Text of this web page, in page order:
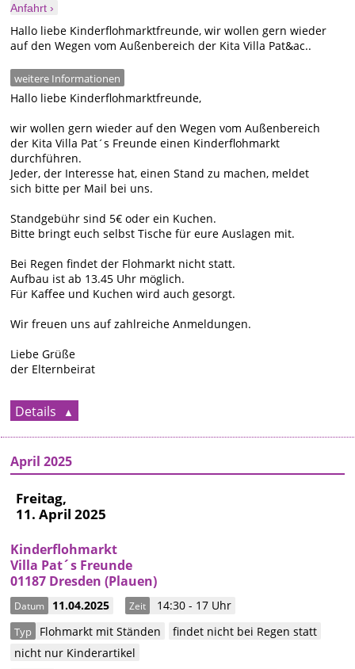
Anfahrt ›
Hallo liebe Kinderflohmarktfreunde, wir wollen gern wieder
auf den Wegen vom Außenbereich der Kita Villa Pat&ac..
weitere Informationen
Hallo liebe Kinderflohmarktfreunde,
wir wollen gern wieder auf den Wegen vom Außenbereich
der Kita Villa Pat´s Freunde einen Kinderflohmarkt
durchführen.
Jeder, der Interesse hat, einen Stand zu machen, meldet
sich bitte per Mail bei uns.
Standgebühr sind 5€ oder ein Kuchen.
Bitte bringt euch selbst Tische für eure Auslagen mit.
Bei Regen findet der Flohmarkt nicht statt.
Aufbau ist ab 13.45 Uhr möglich.
Für Kaffee und Kuchen wird auch gesorgt.
Wir freuen uns auf zahlreiche Anmeldungen.
Liebe Grüße
der Elternbeirat
Details
April 2025
Freitag,
11. April 2025
Kinderflohmarkt
Villa Pat´s Freunde
01187 Dresden (Plauen)
Datum 11.04.2025 Zeit 14:30 - 17 Uhr
Typ Flohmarkt mit Ständen
findet nicht bei Regen statt
nicht nur Kinderartikel